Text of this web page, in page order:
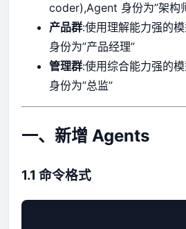
coder),Agent 身份为”架构
产品群:使用理解能力强的
身份为”产品经理”
管理群:使用综合能力强的
身份为”总监”
一、新增 Agents
1.1 命令格式